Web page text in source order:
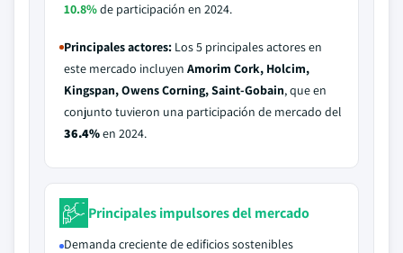
10.8%de participación en 2024.
Principales actores: Los 5 principales actores en
este mercado incluyen Amorim Cork, Holcim,
Kingspan, Owens Corning, Saint-Gobain, que en
conjunto tuvieron una participación de mercado del
36.4%en 2024.
Principales impulsores del mercado
Demanda creciente de edificios sostenibles